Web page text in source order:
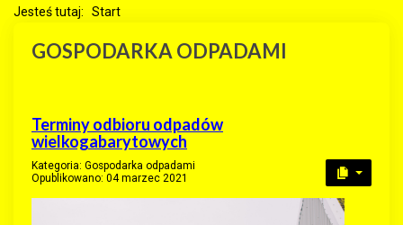
Jesteś tutaj: Start
GOSPODARKA ODPADAMI
Terminy odbioru odpadów
wielkogabarytowych
Kategoria: Gospodarka odpadami
Opublikowano: 04 marzec 2021